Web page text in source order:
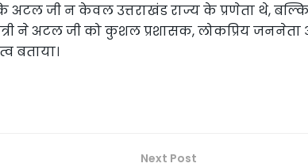
अटल जी न केवल उत्तराखंड राज्य के प्रणेता थे,
ने अटल जी को कुशल प्रशासक, लोकप्रिय जननेता
बताया।
Next Post